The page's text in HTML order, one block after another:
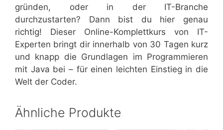
gründen, oder in der IT-Branche
durchzustarten? Dann bist du hier genau
richtig! Dieser Online-Komplettkurs von IT-
Experten bringt dir innerhalb von 30 Tagen kurz
und knapp die Grundlagen im Programmieren
mit Java bei – für einen leichten Einstieg in die
Welt der Coder.
Ähnliche Produkte